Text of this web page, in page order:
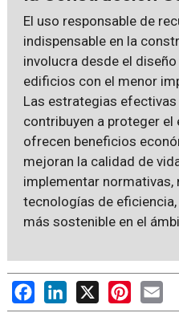
El uso responsable de
indispensable en la
involucra desde el
edificios con el menor
Las estrategias
contribuyen a proteger
ofrecen beneficios
mejoran la calidad de
implementar
tecnologías de
más sostenible en el
FacebookLinkedIn
X Pinterest